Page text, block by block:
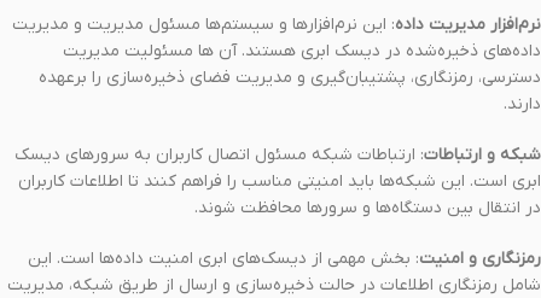
نرم‌افزار مدیریت داده: این نرم‌افزارها و سیستم‌ها مسئول مدیریت و مدیریت
داده‌های ذخیره‌شده در دیسک ابری هستند. آن ها مسئولیت مدیریت
دسترسی، رمزنگاری، پشتیبان‌گیری و مدیریت فضای ذخیره‌سازی را برعهده
دارند.
شبکه و ارتباطات: ارتباطات شبکه مسئول اتصال کاربران به سرورهای دیسک
ابری است. این شبکه‌ها باید امنیتی مناسب را فراهم کنند تا اطلاعات کاربران
در انتقال بین دستگاه‌ها و سرورها محافظت شوند.
رمزنگاری و امنیت: بخش مهمی از دیسک‌های ابری امنیت داده‌ها است. این
شامل رمزنگاری اطلاعات در حالت ذخیره‌سازی و ارسال از طریق شبکه، مدیریت